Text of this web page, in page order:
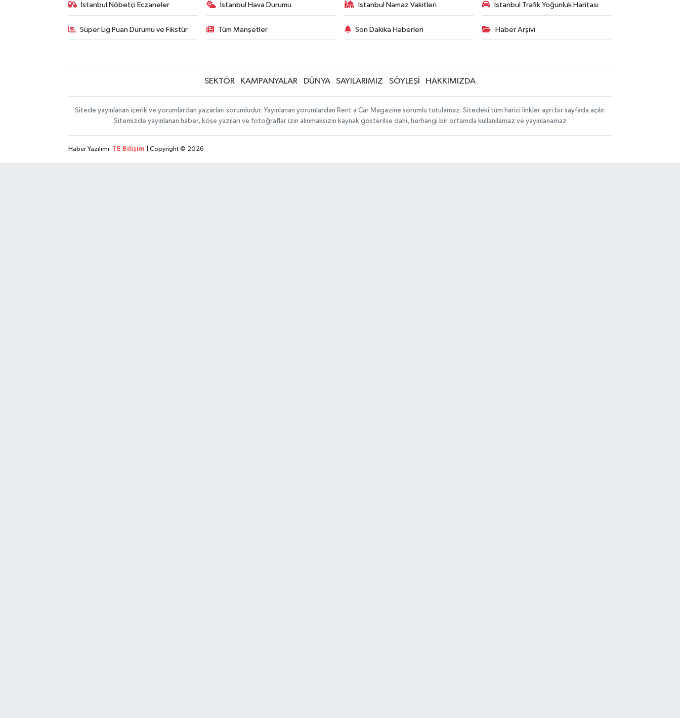
İstanbul Nöbetçi Eczaneler İstanbul Hava Durumu İstanbul Namaz Vakitleri İstanbul Trafik Yoğunluk Haritası
Süper Lig Puan Durumu ve Fikstür Tüm Manşetler Son Dakika Haberleri Haber Arşivi
SEKTÖR KAMPANYALAR DÜNYA SAYILARIMIZ SÖYLEŞİ HAKKIMIZDA
Sitede yayınlanan içerik ve yorumlardan yazarları sorumludur. Yayınlanan yorumlardan Rent a Car Magazine sorumlu tutulamaz. Sitedeki tüm harici linkler ayrı bir sayfada açılır.
Sitemizde yayınlanan haber, köşe yazıları ve fotoğraflar izin alınmaksızın kaynak gösterilse dahi, herhangi bir ortamda kullanılamaz ve yayınlanamaz
Haber Yazılımı: TE Bilişim | Copyright © 2026